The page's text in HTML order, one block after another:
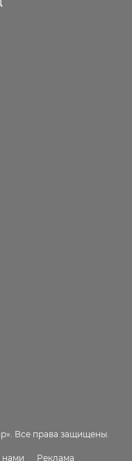
Все права защищены.
нами Реклама